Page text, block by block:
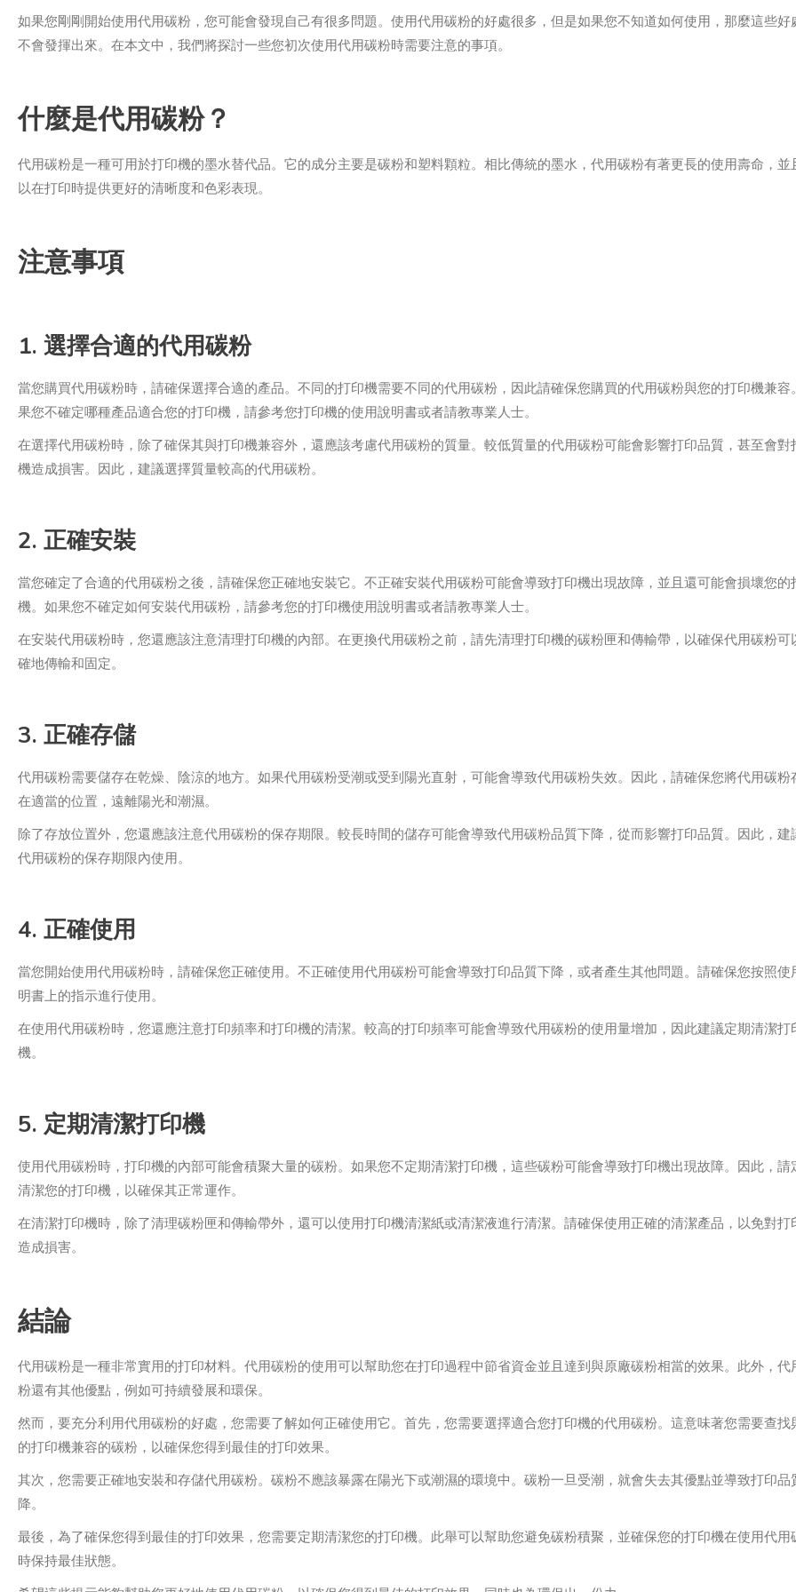
如果您剛剛開始使用代用碳粉，您可能會發現自己有很多問題。使用代用碳粉的好處很多，但是如果您不知道如何使用，那麼這些好
不會發揮出來。在本文中，我們將探討一些您初次使用代用碳粉時需要注意的事項。
什麼是代用碳粉？
代用碳粉是一種可用於打印機的墨水替代品。它的成分主要是碳粉和塑料顆粒。相比傳統的墨水，代用碳粉有著更長的使用壽命，並
以在打印時提供更好的清晰度和色彩表現。
注意事項
1. 選擇合適的代用碳粉
當您購買代用碳粉時，請確保選擇合適的產品。不同的打印機需要不同的代用碳粉，因此請確保您購買的代用碳粉與您的打印機兼容
果您不確定哪種產品適合您的打印機，請參考您打印機的使用說明書或者請教專業人士。
在選擇代用碳粉時，除了確保其與打印機兼容外，還應該考慮代用碳粉的質量。較低質量的代用碳粉可能會影響打印品質，甚至會對
機造成損害。因此，建議選擇質量較高的代用碳粉。
2. 正確安裝
當您確定了合適的代用碳粉之後，請確保您正確地安裝它。不正確安裝代用碳粉可能會導致打印機出現故障，並且還可能會損壞您的
機。如果您不確定如何安裝代用碳粉，請參考您的打印機使用說明書或者請教專業人士。
在安裝代用碳粉時，您還應該注意清理打印機的內部。在更換代用碳粉之前，請先清理打印機的碳粉匣和傳輸帶，以確保代用碳粉可
確地傳輸和固定。
3. 正確存儲
代用碳粉需要儲存在乾燥、陰涼的地方。如果代用碳粉受潮或受到陽光直射，可能會導致代用碳粉失效。因此，請確保您將代用碳粉
在適當的位置，遠離陽光和潮濕。
除了存放位置外，您還應該注意代用碳粉的保存期限。較長時間的儲存可能會導致代用碳粉品質下降，從而影響打印品質。因此，建
代用碳粉的保存期限內使用。
4. 正確使用
當您開始使用代用碳粉時，請確保您正確使用。不正確使用代用碳粉可能會導致打印品質下降，或者產生其他問題。請確保您按照使
明書上的指示進行使用。
在使用代用碳粉時，您還應注意打印頻率和打印機的清潔。較高的打印頻率可能會導致代用碳粉的使用量增加，因此建議定期清潔打
機。
5. 定期清潔打印機
使用代用碳粉時，打印機的內部可能會積聚大量的碳粉。如果您不定期清潔打印機，這些碳粉可能會導致打印機出現故障。因此，請
清潔您的打印機，以確保其正常運作。
在清潔打印機時，除了清理碳粉匣和傳輸帶外，還可以使用打印機清潔紙或清潔液進行清潔。請確保使用正確的清潔產品，以免對打
造成損害。
結論
代用碳粉是一種非常實用的打印材料。代用碳粉的使用可以幫助您在打印過程中節省資金並且達到與原廠碳粉相當的效果。此外，代
粉還有其他優點，例如可持續發展和環保。
然而，要充分利用代用碳粉的好處，您需要了解如何正確使用它。首先，您需要選擇適合您打印機的代用碳粉。這意味著您需要查找
的打印機兼容的碳粉，以確保您得到最佳的打印效果。
其次，您需要正確地安裝和存儲代用碳粉。碳粉不應該暴露在陽光下或潮濕的環境中。碳粉一旦受潮，就會失去其優點並導致打印品
降。
最後，為了確保您得到最佳的打印效果，您需要定期清潔您的打印機。此舉可以幫助您避免碳粉積聚，並確保您的打印機在使用代用
時保持最佳狀態。